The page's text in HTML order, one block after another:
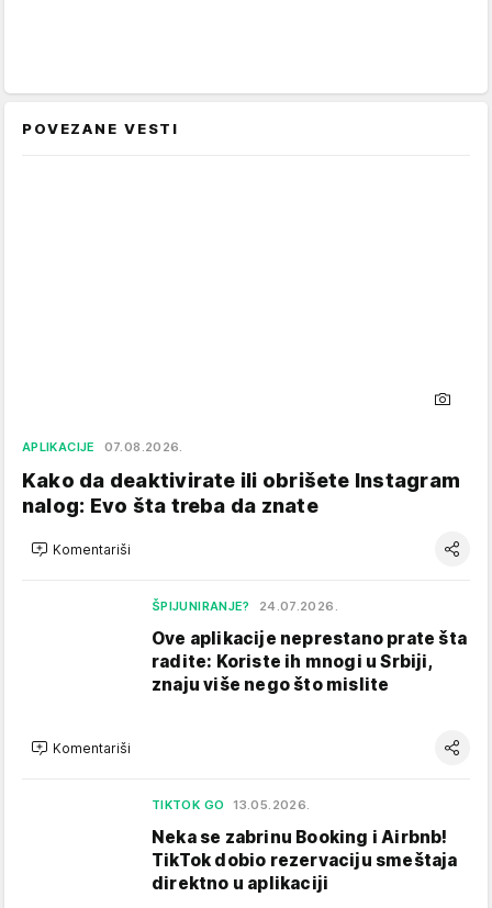
POVEZANE VESTI
APLIKACIJE 07.08.2026.
Kako da deaktivirate ili obrišete Instagram
nalog: Evo šta treba da znate
Komentariši
ŠPIJUNIRANJE? 24.07.2026.
Ove aplikacije neprestano prate šta
radite: Koriste ih mnogi u Srbiji,
znaju više nego što mislite
Komentariši
TIKTOK GO 13.05.2026.
Neka se zabrinu Booking i Airbnb!
TikTok dobio rezervaciju smeštaja
direktno u aplikaciji